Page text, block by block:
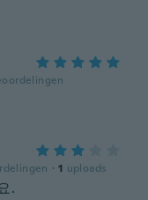
· 1 uploads
.